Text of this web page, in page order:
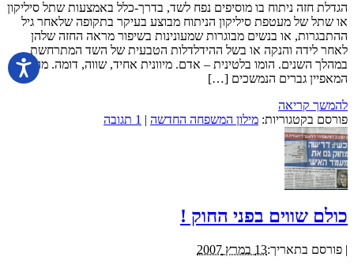
הגדלת חזה ניתוח בו מוסיפים נפח לשד, בדרך-כלל באמצעות שתל סיליקון
או שתל של מעטפת סיליקון הניתוח מבוצע בעיקר בתקופה שלאחר גיל
ההתבגרות, או בנשים מבוגרות שמעונינות בשיפור מראה החזה שלהן
לאחר לידה והנקה או בשל ההידלדלות הטבעית של השד המתרחשת
במהלך השנים. הומו בלטינית – אדם. מיוונית אחיד, שווה, דומה. מונח
המאפיין גברים הנמשכים […]
להמשך קריאה
פורסם בקטגוריות: מילון המשפחה החדשה | 1 תגובה
כולם שווים בפני החוק !
| פורסם בתאריך:13 במרץ 2007